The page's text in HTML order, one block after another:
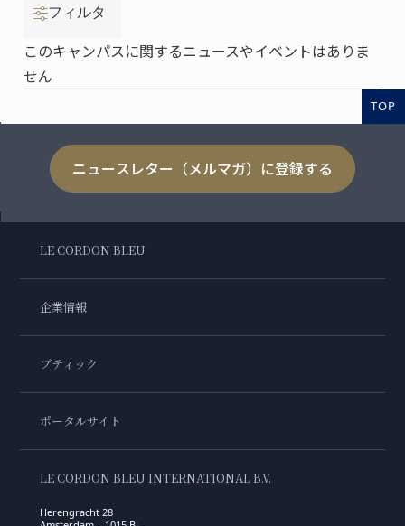
フィルタ
このキャンパスに関するニュースやイベントはありま
せん
TOP
ニュースレター（メルマガ）に登録する
LE CORDON BLEU
企業情報
ブティック
ポータルサイト
LE CORDON BLEU INTERNATIONAL B.V.
Herengracht 28